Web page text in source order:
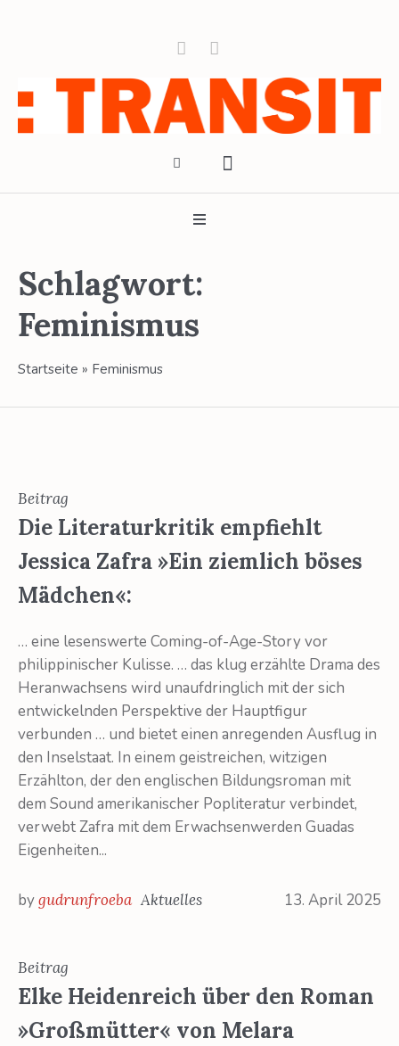
Schlagwort:
Feminismus
Startseite » Feminismus
Beitrag
Die Literaturkritik empfiehlt
Jessica Zafra »Ein ziemlich böses
Mädchen«:
… eine lesenswerte Coming-of-Age-Story vor
philippinischer Kulisse. … das klug erzählte Drama des
Heranwachsens wird unaufdringlich mit der sich
entwickelnden Perspektive der Hauptfigur
verbunden … und bietet einen anregenden Ausflug in
den Inselstaat. In einem geistreichen, witzigen
Erzählton, der den englischen Bildungsroman mit
dem Sound amerikanischer Popliteratur verbindet,
verwebt Zafra mit dem Erwachsenwerden Guadas
Eigenheiten...
13. April 2025
bygudrunfroeba Aktuelles
Beitrag
Elke Heidenreich über den Roman
»Großmütter« von Melara